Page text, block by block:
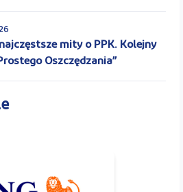
mity o PPK. Kolejny
Oszczędzania”